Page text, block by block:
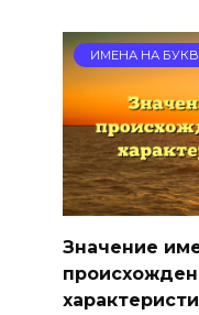
ИМЕНА НА
Значение